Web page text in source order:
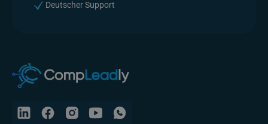
Deutscher Support